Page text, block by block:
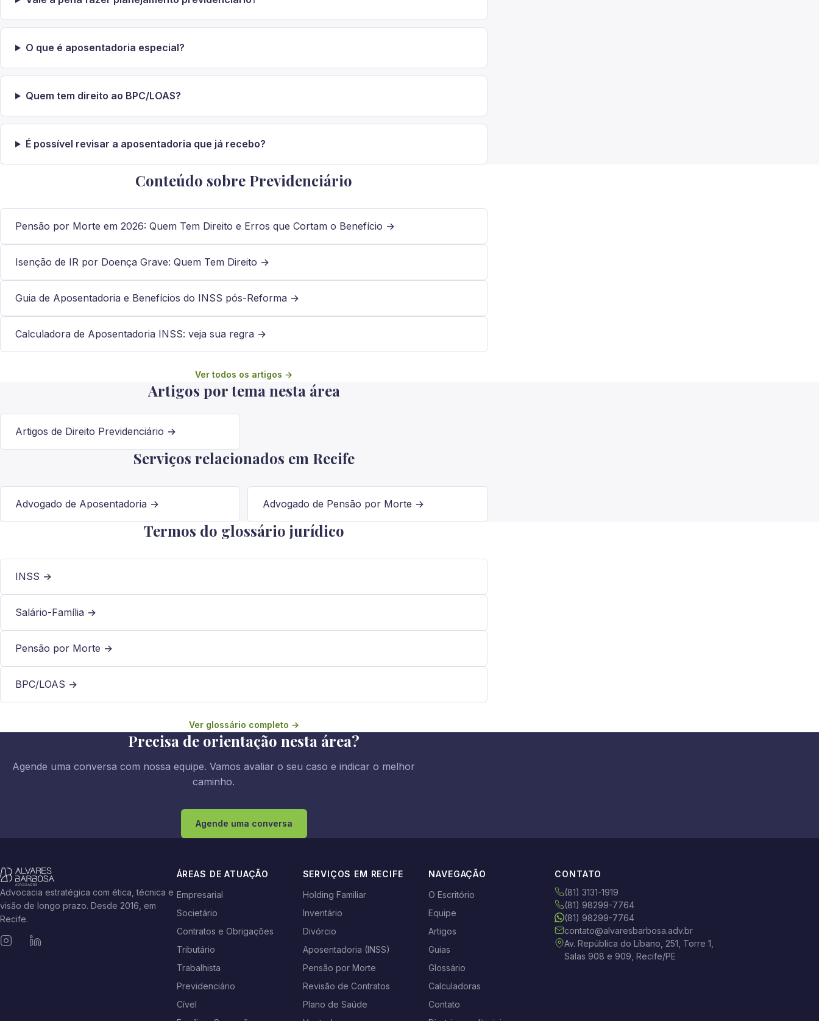
O que é aposentadoria especial?
Quem tem direito ao BPC/LOAS?
É possível revisar a aposentadoria que já recebo?
Conteúdo sobre Previdenciário
Pensão por Morte em 2026: Quem Tem Direito e Erros que Cortam o Benefício →
Isenção de IR por Doença Grave: Quem Tem Direito →
Guia de Aposentadoria e Benefícios do INSS pós-Reforma →
Calculadora de Aposentadoria INSS: veja sua regra →
Ver todos os artigos →
Artigos por tema nesta área
Artigos de Direito Previdenciário →
Serviços relacionados em Recife
Advogado de Aposentadoria → Advogado de Pensão por Morte →
Termos do glossário jurídico
INSS →
Salário-Família →
Pensão por Morte →
BPC/LOAS →
Ver glossário completo →
Precisa de orientação nesta área?
Agende uma conversa com nossa equipe. Vamos avaliar o seu caso e indicar o melhor
caminho.
Agende uma conversa
Advocacia estratégica com ética, técnica e
visão de longo prazo. Desde 2016, em
Recife.
ÁREAS DE ATUAÇÃO
Empresarial
Societário
Contratos e Obrigações
Tributário
Trabalhista
Previdenciário
Cível
SERVIÇOS EM RECIFE
Holding Familiar
Inventário
Divórcio
Aposentadoria (INSS)
Pensão por Morte
Revisão de Contratos
Plano de Saúde
NAVEGAÇÃO
O Escritório
Equipe
Artigos
Guias
Glossário
Calculadoras
Contato
CONTATO
(81) 3131-1919
(81) 98299-7764
(81) 98299-7764
contato@alvaresbarbosa.adv.br
Av. República do Líbano, 251, Torre 1,
Salas 908 e 909, Recife/PE